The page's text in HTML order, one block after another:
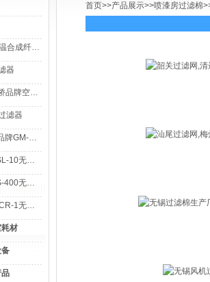
维过滤棉
器
气过滤器
滤器
专用吸尘器
用吸尘器
用吸尘器
用吸尘器
材
首页>>产品展示>>喷漆房过滤棉